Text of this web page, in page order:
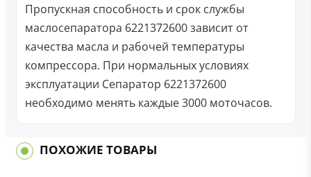
Пропускная способность и срок службы
маслосепаратора 6221372600 зависит от
качества масла и рабочей температуры
компрессора. При нормальных условиях
эксплуатации Сепаратор 6221372600
необходимо менять каждые 3000 моточасов.
ПОХОЖИЕ ТОВАРЫ